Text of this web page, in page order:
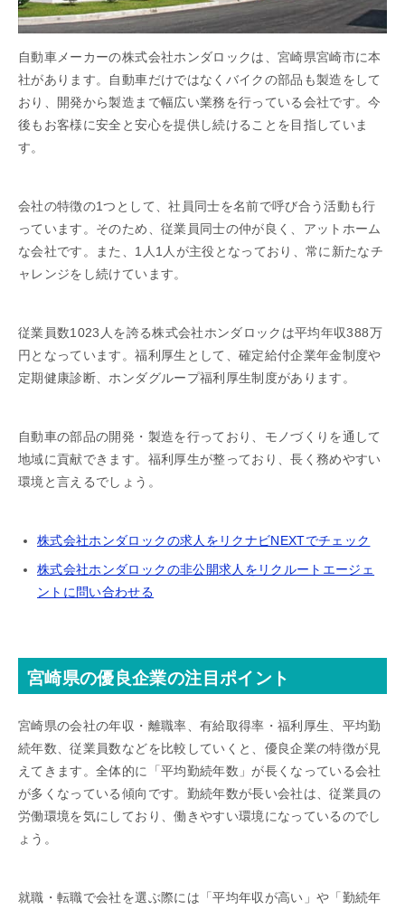
自動車メーカーの株式会社ホンダロックは、宮崎県宮崎市に本
社があります。自動車だけではなくバイクの部品も製造をして
おり、開発から製造まで幅広い業務を行っている会社です。今
後もお客様に安全と安心を提供し続けることを目指していま
す。
会社の特徴の1つとして、社員同士を名前で呼び合う活動も行
っています。そのため、従業員同士の仲が良く、アットホーム
な会社です。また、1人1人が主役となっており、常に新たなチ
ャレンジをし続けています。
従業員数1023人を誇る株式会社ホンダロックは平均年収388万
円となっています。福利厚生として、確定給付企業年金制度や
定期健康診断、ホンダグループ福利厚生制度があります。
自動車の部品の開発・製造を行っており、モノづくりを通して
地域に貢献できます。福利厚生が整っており、長く務めやすい
環境と言えるでしょう。
株式会社ホンダロックの求人をリクナビNEXTでチェック
株式会社ホンダロックの非公開求人をリクルートエージェ
ントに問い合わせる
宮崎県の優良企業の注目ポイント
宮崎県の会社の年収・離職率、有給取得率・福利厚生、平均勤
続年数、従業員数などを比較していくと、優良企業の特徴が見
えてきます。全体的に「平均勤続年数」が長くなっている会社
が多くなっている傾向です。勤続年数が長い会社は、従業員の
労働環境を気にしており、働きやすい環境になっているのでし
ょう。
就職・転職で会社を選ぶ際には「平均年収が高い」や「勤続年